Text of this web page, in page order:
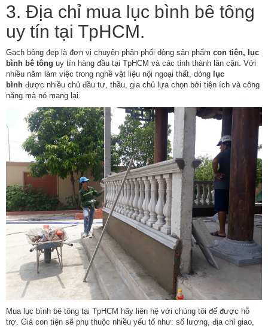
3. Địa chỉ mua lục bình bê tông
uy tín tại TpHCM.
Gạch bông đẹp là đơn vị chuyên phân phối dòng sản phẩm con tiện, lục
bình bê tông uy tín hàng đầu tại TpHCM và các tỉnh thành lân cận. Với
nhiều năm làm việc trong nghề vật liệu nội ngoại thất, dòng lục
bình được nhiều chủ đầu tư, thầu, gia chủ lựa chọn bởi tiện ích và công
năng mà nó mang lại.
Mua lục bình bê tông tại TpHCM hãy liên hệ với chúng tôi để được hỗ
trợ. Giá con tiện sẽ phụ thuộc nhiều yếu tố như: số lượng, địa chỉ giao,